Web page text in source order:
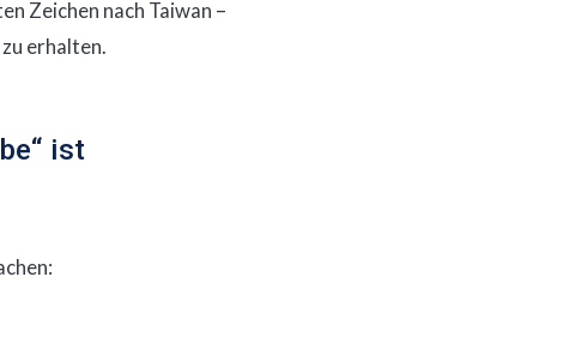
Zeichen nach Taiwan –
erhalten.
ist